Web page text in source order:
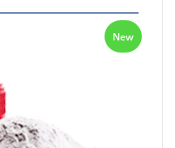
New